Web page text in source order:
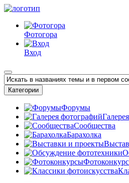
Фотогора
Вход
Категории
Форумы
Сообщества
Барахолка